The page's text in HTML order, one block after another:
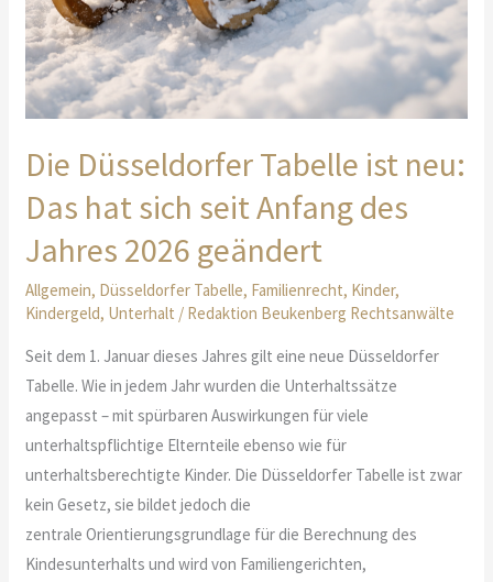
Die Düsseldorfer Tabelle ist neu:
Das hat sich seit Anfang des
Jahres 2026 geändert
Allgemein, Düsseldorfer Tabelle, Familienrecht, Kinder,
Kindergeld, Unterhalt / Redaktion Beukenberg Rechtsanwälte
Seit dem 1. Januar dieses Jahres gilt eine neue Düsseldorfer
Tabelle. Wie in jedem Jahr wurden die Unterhaltssätze
angepasst – mit spürbaren Auswirkungen für viele
unterhaltspflichtige Elternteile ebenso wie für
unterhaltsberechtigte Kinder. Die Düsseldorfer Tabelle ist zwar
kein Gesetz, sie bildet jedoch die
zentrale Orientierungsgrundlage für die Berechnung des
Kindesunterhalts und wird von Familiengerichten,